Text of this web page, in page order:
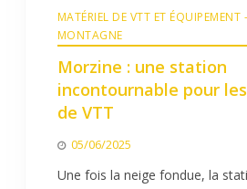
MATÉRIEL DE VTT ET ÉQUIPEMENT
MONTAGNE
Morzine : une station
incontournable pour
de VTT
05/06/2025
Une fois la neige fondue, la